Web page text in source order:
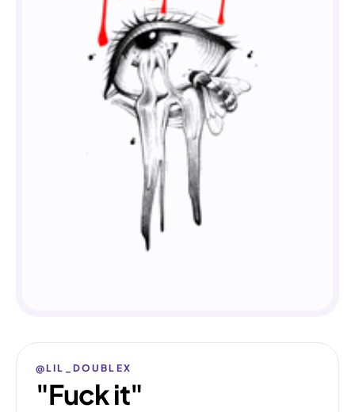
@LIL_DOUBLEX
"Fuck it"